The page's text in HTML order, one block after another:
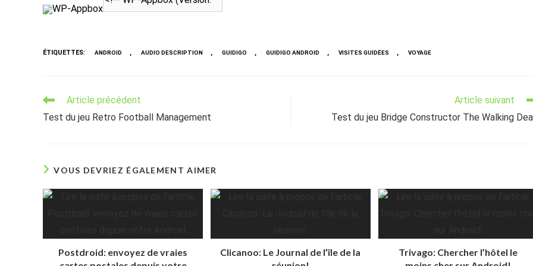
WP-Appbox
ÉTIQUETTES: ANDROID , AUDIO DESCRIPTION , GUIDIGO , GUIDIGO ANDROID , VISITES GUIDÉES , VOYAGE
Read
articles
Article précédent
Test du jeu Retro Football Management
Article suivant
Test du jeu Bridge Constructor The Walking
VOUS DEVRIEZ ÉGALEMENT AIMER
Postdroid: envoyez de vraies
Clicanoo: Le Journal de l’île de la
Trivago: Chercher l’hôtel le